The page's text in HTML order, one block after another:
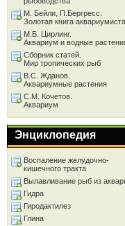
М. Бейли, П.Бергресс.
Золотая книга аквариумиста
М.Б. Цирлинг.
Аквариум и водные
Сборник статей.
Мир тропических рыб
В.С. Жданов.
Аквариумные растения
С.М. Кочетов.
Аквариум
Энциклопедия
Воспаление желудочно-
кишечного тракта
Вылавливание рыб из
Гидра
Гиродактилез
Глина